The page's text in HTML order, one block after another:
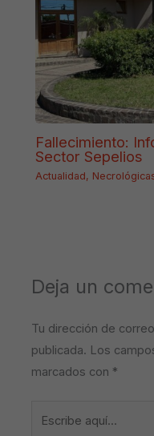
Fallecimiento:
Sector Sepelios
Actualidad,
Deja un
Tu dirección de
publicada. Los
marcados con *